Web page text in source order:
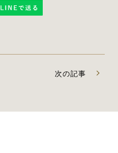
次の記事